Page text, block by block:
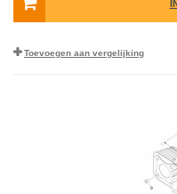
Toevoegen aan vergelijking